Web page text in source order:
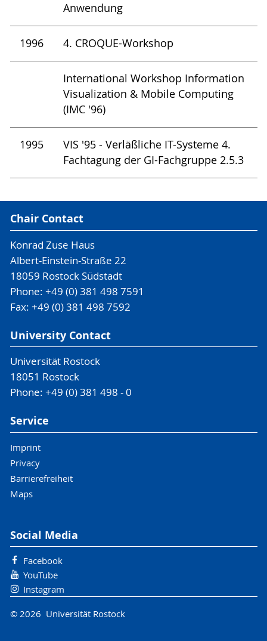
Anwendung
1996 4. CROQUE-Workshop
International Workshop Information
Visualization & Mobile Computing
(IMC '96)
1995
VIS '95 - Verläßliche IT-Systeme 4.
Fachtagung der GI-Fachgruppe 2.5.3
Chair Contact
Konrad Zuse Haus
Albert-Einstein-Straße 22
18059 Rostock Südstadt
Phone: +49 (0) 381 498 7591
Fax: +49 (0) 381 498 7592
University Contact
Universität Rostock
18051 Rostock
Phone: +49 (0) 381 498 - 0
Service
Imprint
Privacy
Barrierefreiheit
Maps
Social Media
Facebook
YouTube
Instagram
© 2026 Universität Rostock